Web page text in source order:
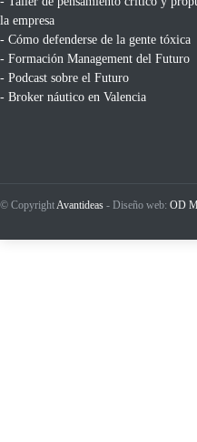
la empresa
- Cómo defenderse de la gente tóxica
- Formación Management del Futuro
- Podcast sobre el Futuro
- Broker náutico en Valencia
© CopyrightAvantideas - Diseño web: OD